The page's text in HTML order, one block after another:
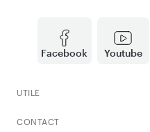
Facebook Youtube
UTILE
CONTACT